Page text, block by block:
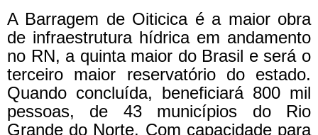
A Barragem de Oiticica é a maior obra
de infraestrutura hídrica em andamento
no RN, a quinta maior do Brasil e será o
terceiro maior reservatório do estado.
Quando concluída, beneficiará 800 mil
pessoas, de 43 municípios do Rio
Grande do Norte. Com capacidade para